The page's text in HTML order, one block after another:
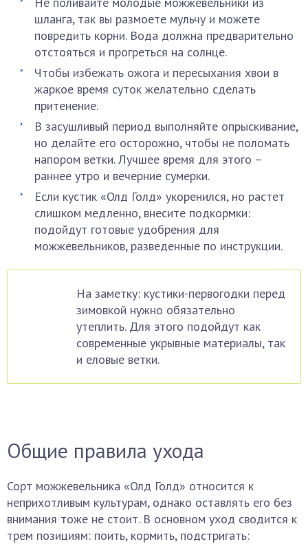
шланга, так вы размоете мульчу и можете
повредить корни. Вода должна предварительно
отстояться и прогреться на солнце.
Чтобы избежать ожога и пересыхания хвои в
жаркое время суток желательно сделать
притенение.
В засушливый период выполняйте опрыскивание,
но делайте его осторожно, чтобы не поломать
напором ветки. Лучшее время для этого –
раннее утро и вечерние сумерки.
Если кустик «Олд Голд» укоренился, но растет
слишком медленно, внесите подкормки:
подойдут готовые удобрения для
можжевельников, разведенные по инструкции.
На заметку: кустики-первогодки перед
зимовкой нужно обязательно
утеплить. Для этого подойдут как
современные укрывные материалы, так
и еловые ветки.
Общие правила ухода
Сорт можжевельника «Олд Голд» относится к
неприхотливым культурам, однако оставлять его без
внимания тоже не стоит. В основном уход сводится к
трем позициям: поить, кормить, подстригать: